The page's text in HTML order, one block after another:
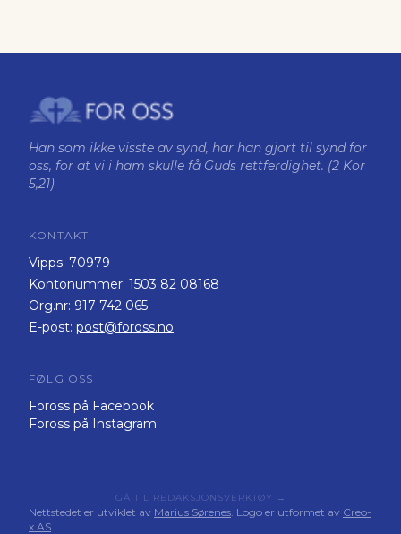
Han som ikke visste av synd, har han gjort til synd for
oss, for at vi i ham skulle få Guds rettferdighet. (2 Kor
5,21)
KONTAKT
Vipps: 70979
Kontonummer: 1503 82 08168
Org.nr: 917 742 065
E-post: post@foross.no
FØLG OSS
Foross på Facebook
Foross på Instagram
GÅ TIL REDAKSJONSVERKTØY →
Nettstedet er utviklet av Marius Sørenes. Logo er utformet av Creo-
x AS.